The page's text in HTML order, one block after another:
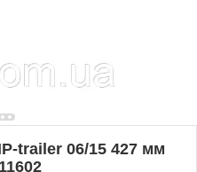
trailer 06/15 427 мм